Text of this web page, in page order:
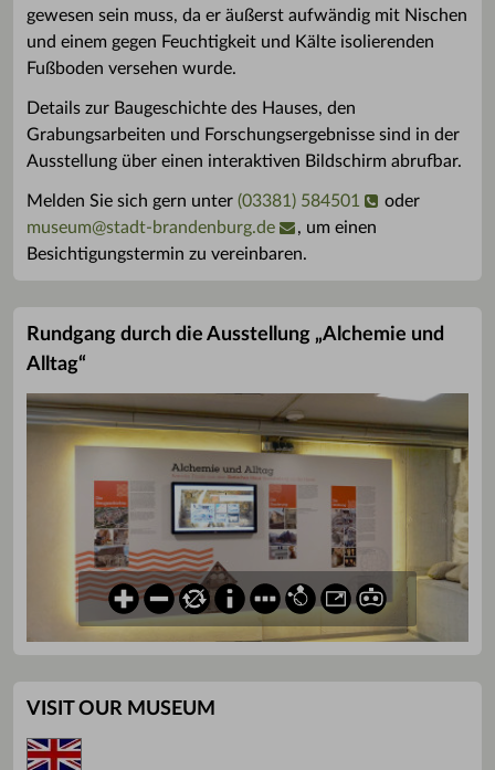
gewesen sein muss, da er äußerst aufwändig mit Nischen
und einem gegen Feuchtigkeit und Kälte isolierenden
Fußboden versehen wurde.
Details zur Baugeschichte des Hauses, den
Grabungsarbeiten und Forschungsergebnisse sind in der
Ausstellung über einen interaktiven Bildschirm abrufbar.
Melden Sie sich gern unter (03381) 584501
oder
museum@stadt-brandenburg.de
, um einen
Besichtigungstermin zu vereinbaren.
Rundgang durch die Ausstellung „Alchemie und
Alltag“
VISIT OUR MUSEUM